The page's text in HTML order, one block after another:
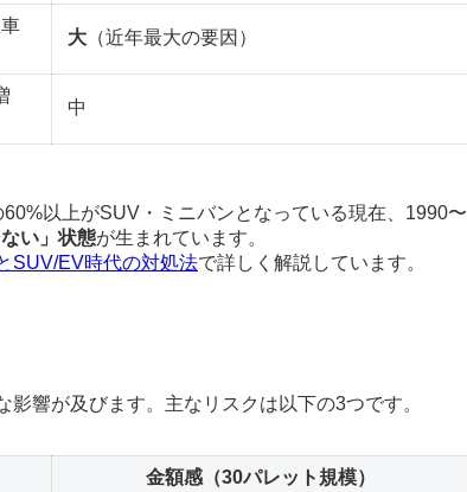
大（近年最大の要因）
中
以上がSUV・ミニバンとなっている現在、1990〜
い」状態が生まれています。
SUV/EV時代の対処法で詳しく解説しています。
響が及びます。主なリスクは以下の3つです。
金額感（30パレット規模）